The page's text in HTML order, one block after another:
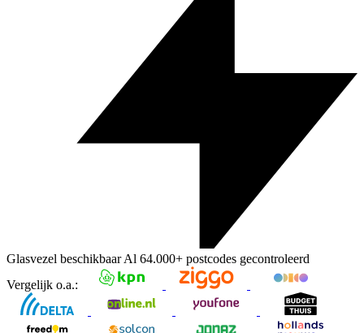
Glasvezel beschikbaarAl 64.000+ postcodes gecontroleerd
Vergelijk o.a.: